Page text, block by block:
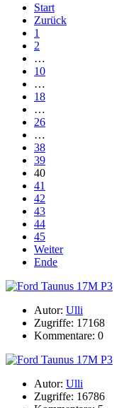
Start
Zurück
1
2
…
10
…
18
…
26
…
38
39
40
41
42
43
44
45
Weiter
Ende
Autor: Ulli
Zugriffe: 17168
Kommentare: 0
Autor: Ulli
Zugriffe: 16786